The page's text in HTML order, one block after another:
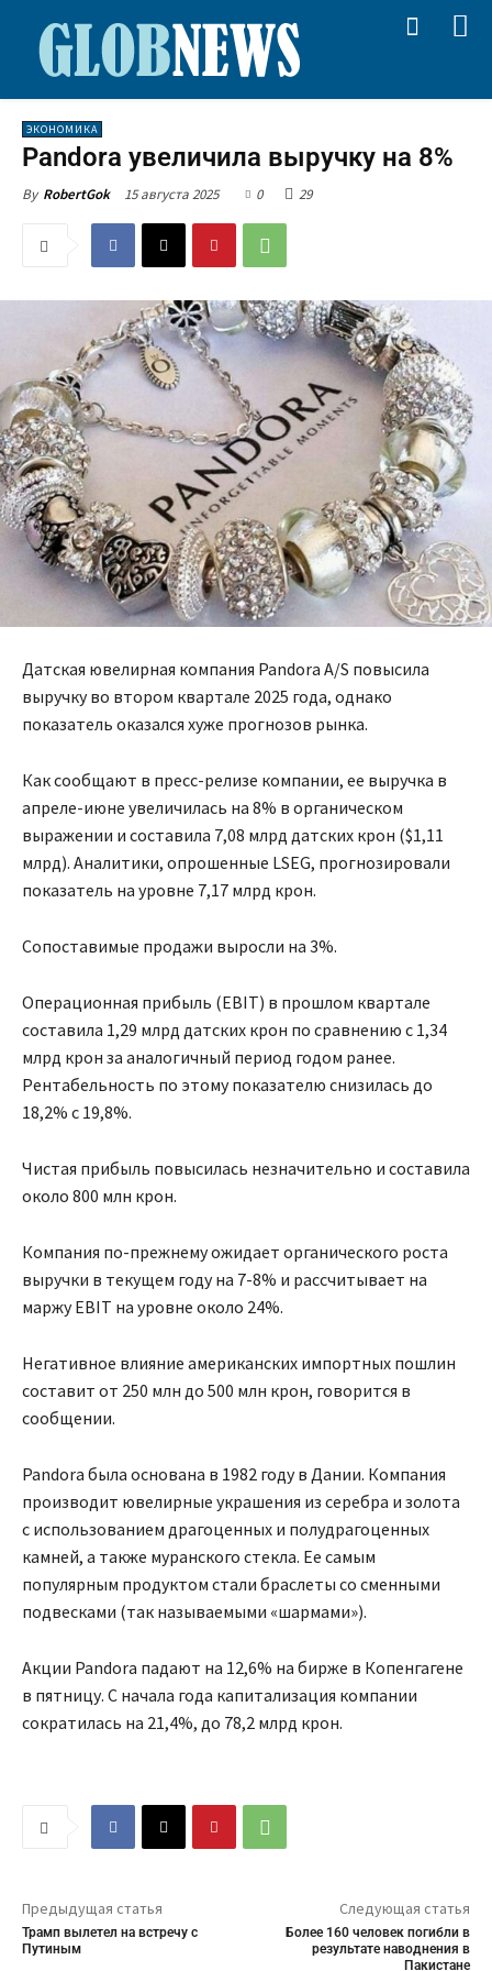
ЭКОНОМИКА
Pandora увеличила выручку на 8%
By RobertGok 15 августа 2025 0 29
Датская ювелирная компания Pandora A/S повысила
выручку во втором квартале 2025 года, однако
показатель оказался хуже прогнозов рынка.
Как сообщают в пресс-релизе компании, ее выручка в
апреле-июне увеличилась на 8% в органическом
выражении и составила 7,08 млрд датских крон ($1,11
млрд). Аналитики, опрошенные LSEG, прогнозировали
показатель на уровне 7,17 млрд крон.
Сопоставимые продажи выросли на 3%.
Операционная прибыль (EBIT) в прошлом квартале
составила 1,29 млрд датских крон по сравнению с 1,34
млрд крон за аналогичный период годом ранее.
Рентабельность по этому показателю снизилась до
18,2% с 19,8%.
Чистая прибыль повысилась незначительно и составила
около 800 млн крон.
Компания по-прежнему ожидает органического роста
выручки в текущем году на 7-8% и рассчитывает на
маржу EBIT на уровне около 24%.
Негативное влияние американских импортных пошлин
составит от 250 млн до 500 млн крон, говорится в
сообщении.
Pandora была основана в 1982 году в Дании. Компания
производит ювелирные украшения из серебра и золота
с использованием драгоценных и полудрагоценных
камней, а также муранского стекла. Ее самым
популярным продуктом стали браслеты со сменными
подвесками (так называемыми «шармами»).
Акции Pandora падают на 12,6% на бирже в Копенгагене
в пятницу. С начала года капитализация компании
сократилась на 21,4%, до 78,2 млрд крон.
Предыдущая статья
Трамп вылетел на встречу с
Путиным
Следующая статья
Более 160 человек погибли в
результате наводнения в
Пакистане